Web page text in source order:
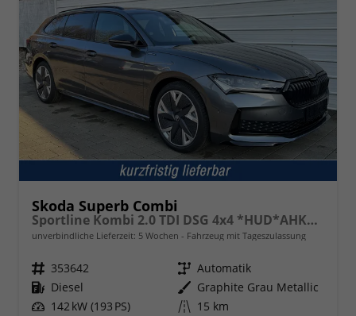
Skoda Superb Combi
Sportline Kombi 2.0 TDI DSG 4x4 *HUD*AHK*Navi*Matrix*AssistenzPlus*NAVI*E-Heck*Keyless
unverbindliche Lieferzeit: 5 Wochen Fahrzeug mit Tageszulassung
Fahrzeugnr. 353642 Getriebe Automatik
Kraftstoff Diesel Außenfarbe Graphite Grau Metallic
Leistung 142 kW (193 PS) Kilometerstand 15 km